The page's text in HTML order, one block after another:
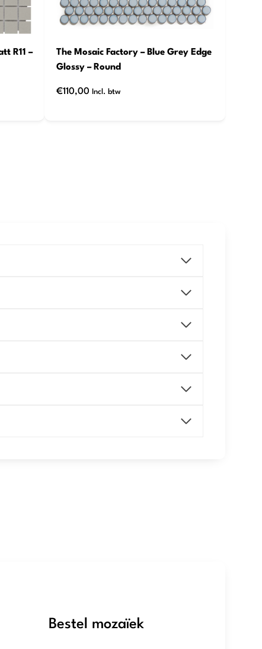
R11 –
The Mosaic Factory – Blue Grey Edge
Glossy – Round
€110,00 Incl. btw
Bestel mozaïek